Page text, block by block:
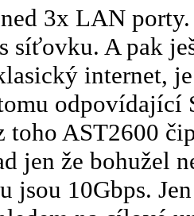
3x LAN
síťovku. A pak
internet,
toho AST2600
jen že bohužel
jsou 10Gbps.